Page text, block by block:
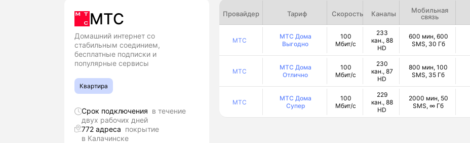
МТС
Домашний интернет со
стабильным соединием,
бесплатные подписки и
популярные сервисы
Квартира
Срок подключения в течение
двух рабочих дней
772 адреса покрытие
в Калачинске
Провайдер Тариф Скорость Каналы
Мобильная
связь
МТС
МТС Дома
Выгодно
100
Мбит/с
233
кан., 88
HD
600 мин, 600
SMS, 30 Гб
МТС
МТС Дома
Отлично
100
Мбит/с
230
кан., 87
HD
800 мин, 100
SMS, 35 Гб
МТС
МТС Дома
Супер
100
Мбит/с
229
кан., 88
HD
2000 мин, 50
SMS, ∞ Гб